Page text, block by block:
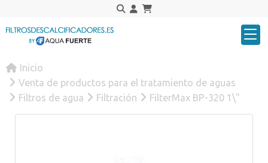
Inicio
Venta de productos para el tratamiento de aguas
Filtros de agua
Filtración FilterMax BP-320 1\"